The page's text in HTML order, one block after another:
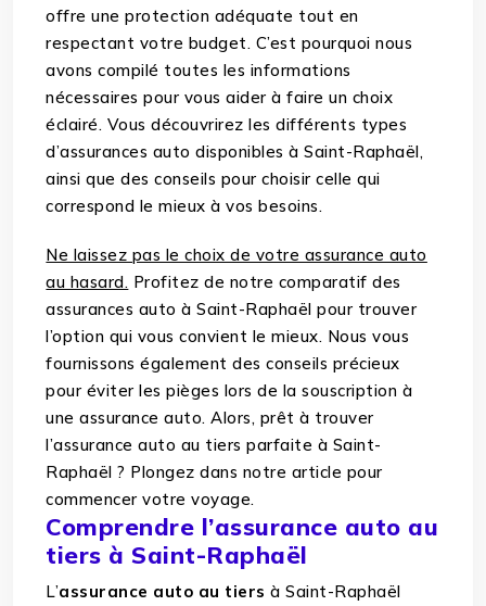
offre une protection adéquate tout en
respectant votre budget. C’est pourquoi nous
avons compilé toutes les informations
nécessaires pour vous aider à faire un choix
éclairé. Vous découvrirez les différents types
d’assurances auto disponibles à Saint-Raphaël,
ainsi que des conseils pour choisir celle qui
correspond le mieux à vos besoins.
Ne laissez pas le choix de votre assurance auto
au hasard. Profitez de notre comparatif des
assurances auto à Saint-Raphaël pour trouver
l’option qui vous convient le mieux. Nous vous
fournissons également des conseils précieux
pour éviter les pièges lors de la souscription à
une assurance auto. Alors, prêt à trouver
l’assurance auto au tiers parfaite à Saint-
Raphaël ? Plongez dans notre article pour
commencer votre voyage.
Comprendre l’assurance auto au
tiers à Saint-Raphaël
L’assurance auto au tiers à Saint-Raphaël